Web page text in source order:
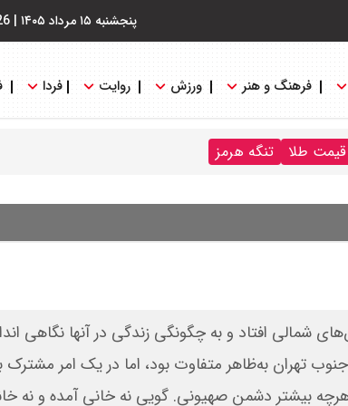
پنجشنبه ۱۵ مرداد ۱۴۰۵ |
فرهنگ و هنر ورزش روایت فردا
قیمت طلا تنگه هرمز
شمالی افتاد و به چگونگی زندگی در آنها نگاهی
تهران به‌ظاهر متفاوت بود، اما در یک امر مشترک
بیشتر دشمن صهیونی. گویی نه خانی آمده و نه